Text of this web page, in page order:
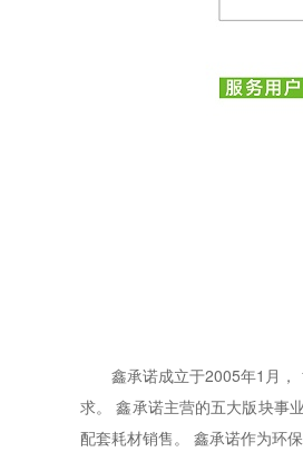
鑫承诺成立于2005年1月，
求。 鑫承诺主营的五大版块事业
配套耗材销售。 鑫承诺作为环保